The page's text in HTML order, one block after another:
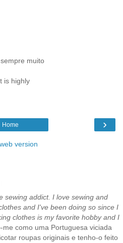
muito
is highly
›
Home
version
sewing addict. I love sewing and
and I've been doing so since I
clothes is my favorite hobby and I
me como uma Portuguesa viciada
roupas originais e tenho-o feito